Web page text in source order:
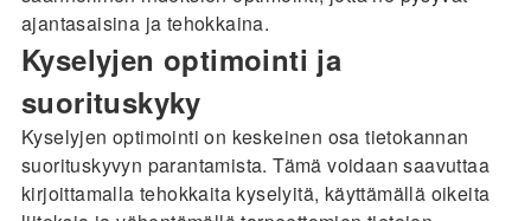
ajantasaisina ja tehokkaina.
Kyselyjen optimointi ja
suorituskyky
Kyselyjen optimointi on keskeinen osa tietokannan
suorituskyvyn parantamista. Tämä voidaan saavuttaa
kirjoittamalla tehokkaita kyselyitä, käyttämällä oikeita